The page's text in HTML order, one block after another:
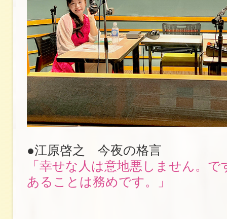
●江原啓之 今夜の格言
「幸せな人は意地悪しません。
あることは務めです。」